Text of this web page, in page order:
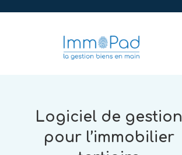
Logiciel de gestion
pour l’immobilier